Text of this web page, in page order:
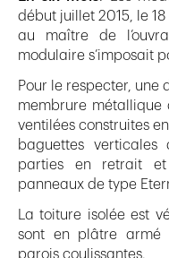
début juillet 2015, le
au maître de
modulaire s’imposait
Pour le respecter, une
membrure métallique
ventilées construites
baguettes
parties en retrait et
panneaux de type
La toiture isolée est
sont en plâtre armé
parois coulissantes.